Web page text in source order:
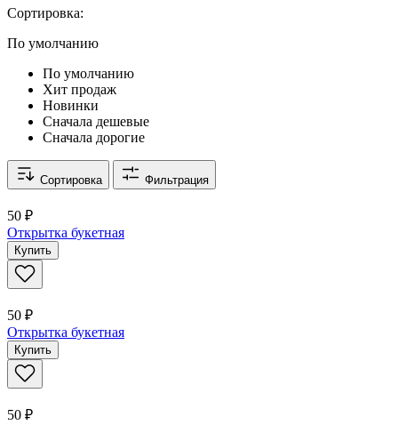
Сортировка:
По умолчанию
По умолчанию
Хит продаж
Новинки
Сначала дешевые
Сначала дорогие
Сортировка Фильтрация
50 ₽
Открытка букетная
Купить
50 ₽
Открытка букетная
Купить
50 ₽